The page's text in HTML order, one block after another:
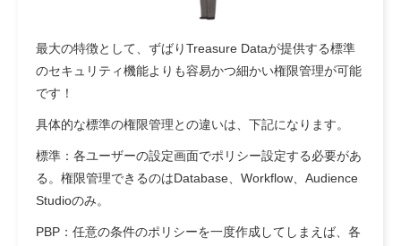
最大の特徴として、ずばりTreasure Dataが提供する標準
のセキュリティ機能よりも容易かつ細かい権限管理が可能
です！
具体的な標準の権限管理との違いは、下記になります。
標準：各ユーザーの設定画面でポリシー設定する必要があ
る。権限管理できるのはDatabase、Workflow、Audience
Studioのみ。
PBP：任意の条件のポリシーを一度作成してしまえば、各